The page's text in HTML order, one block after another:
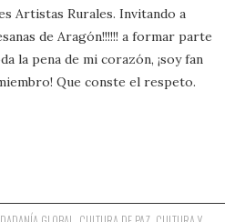
Artistas Rurales. Invitando a
de Aragón!!!!!! a formar parte
la pena de mi corazón, ¡soy fan
Que conste el respeto.